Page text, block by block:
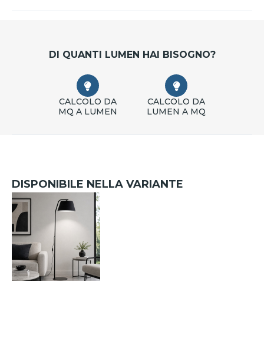
DI QUANTI LUMEN HAI BISOGNO?
CALCOLO DA
MQ A LUMEN
CALCOLO DA
LUMEN A MQ
DISPONIBILE NELLA VARIANTE